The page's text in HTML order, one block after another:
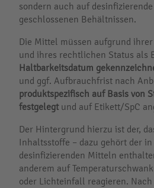
sondern auch auf
geschlossenen Behältnissen.
Die Mittel müssen aufgrund
und ihres rechtlichen Status als
Haltbarkeitsdatum
und ggf. Aufbrauchfrist nach
produktspezifisch auf Basis von
festgelegtund auf Etikett/SpC
Der Hintergrund hierzu ist der,
Inhaltsstoffe – dazu gehört der
desinfizierenden Mitteln
anderem auf
oder Lichteinfall reagieren. Nach